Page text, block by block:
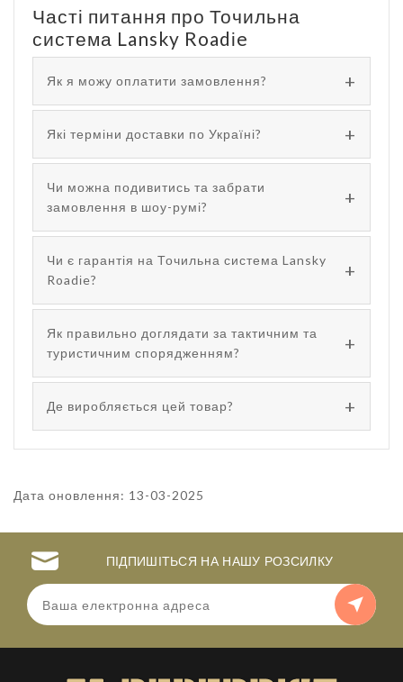
Часті питання про Точильна
система Lansky Roadіe
Як я можу оплатити замовлення?
Які терміни доставки по Україні?
Чи можна подивитись та забрати
замовлення в шоу-румі?
Чи є гарантія на Точильна система Lansky
Roadіe?
Як правильно доглядати за тактичним та
туристичним спорядженням?
Де виробляється цей товар?
Дата оновлення: 13-03-2025
ПІДПИШІТЬСЯ НА НАШУ РОЗСИЛКУ